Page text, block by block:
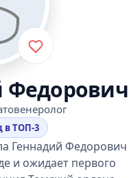
Федорович
в ТОП-3
Геннадий Федорович
и ожидает первого